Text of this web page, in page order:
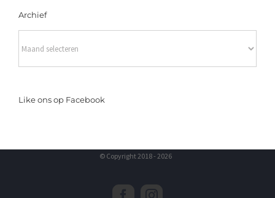
Archief
Like ons op Facebook
© Copyright 2018 - 2026
FacebookInstagram